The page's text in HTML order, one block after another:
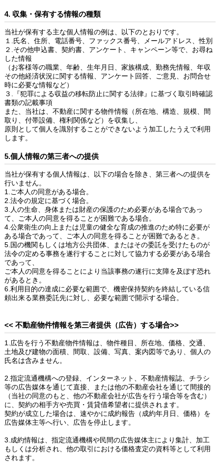
4. 収集・保有する情報の種類
当社が保有する主な個人情報の例は、以下のとおりです。
１.氏名、住所、電話番号、ファックス番号、メールアドレス、性別
２.その他申込書、契約書、アンケート、キャンペーン等で、お尋ね
した情報
（お客様等の職業、年齢、生年月日、家族構成、勤務先情報、年収
その他経済状況に関する情報、アンケート回答、ご意見、お問合せ
時に必要な情報など）
３.『犯罪による収益の移転防止に関する法律』に基づく取引時確認
書類の記載事項
また、当社は、不動産に関する物件情報（所在地、構造、規模、間
取り、付帯設備、権利関係など）を収集し、
原則として個人を識別することができないよう加工したうえで利用
します。
5.個人情報の第三者への提供
当社が保有する個人情報は、以下の場合を除き、第三者への提供を
行いません。
1.ご本人の同意がある場合。
2.法令の規定に基づく場合。
3.人の生命、身体または財産の保護のため必要がある場合であっ
て、ご本人の同意を得ることが困難である場合。
4.公衆衛生の向上または児童の健全な育成の推進のため特に必要が
ある場合であって、ご本人の同意を得ることが困難であるとき。
5.国の機関もしくは地方公共団体、またはその委託を受けたものが
法令の定める事務を遂行することに対して協力する必要がある場合
であって、
ご本人の同意を得ることにより当該事務の遂行に支障を及ぼす恐れ
があるとき。
6.利用目的の達成に必要な範囲で、機密保持契約を終結している信
頼出来る業務委託先に対し、必要な範囲で開示する場合。
<< 不動産物件情報を第三者提供（広告）する場合>>
1.広告を行う不動産物件情報は、物件種目、所在地、価格、交通、
土地及び建物の面積、間取、設備、写真、案内図等であり、個人の
氏名は含みません。
2.指定流通機構への登録、インターネット、不動産情報誌、チラシ
等の広告媒体を通じて直接、または他の不動産会社を通じて間接的
（当社の同意のもと、他の不動産会社が広告を行う場合等を含む）
に、契約の相手方や売買・賃貸借希望者に提供されます。
契約が成立した場合は、速やかに成約報告（成約年月日、価格）を
広告媒体主等へ行い、広告を停止します。
3.成約情報は、指定流通機構や民間の広告媒体主により集計、加工
もしくは分析され、他の取引における価格査定の資料等として利用
されます。